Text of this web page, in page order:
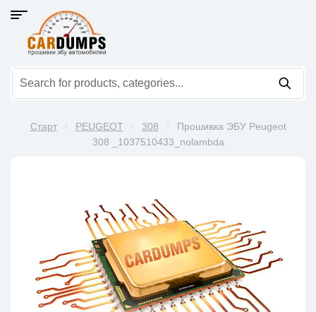
Старт PEUGEOT 308
Прошивка ЭБУ Peugeot
308 _1037510433_nolambda